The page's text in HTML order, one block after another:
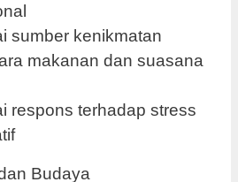
sumber kenikmatan
makanan dan suasana
respons terhadap stress
Budaya